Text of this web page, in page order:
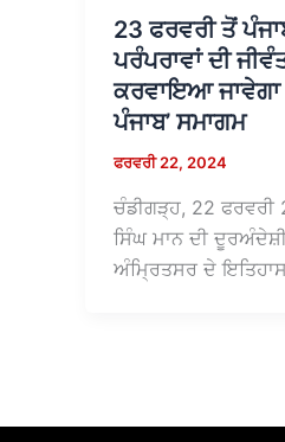
23 ਫਰਵਰੀ ਤੋਂ
ਪਰੰਪਰਾਵਾਂ ਦੀ
ਕਰਵਾਇਆ ਜਾਵੇਗਾ
ਪੰਜਾਬ’ ਸਮਾਗਮ
ਫਰਵਰੀ 22, 2024
ਚੰਡੀਗੜ੍ਹ, 22
ਸਿੰਘ ਮਾਨ ਦੀ
ਅੰਮ੍ਰਿਤਸਰ ਦੇ